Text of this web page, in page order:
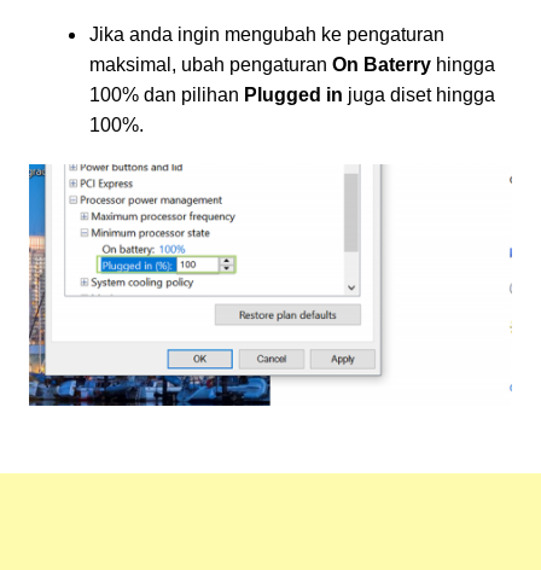
Jika anda ingin mengubah ke pengaturan
maksimal, ubah pengaturan On Baterryhingga
100% dan pilihan Plugged in juga diset hingga
100%.